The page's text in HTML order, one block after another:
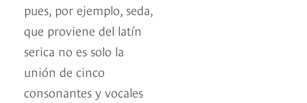
pues, por ejemplo, seda,
que proviene del latín
serica no es solo la
unión de cinco
consonantes y vocales